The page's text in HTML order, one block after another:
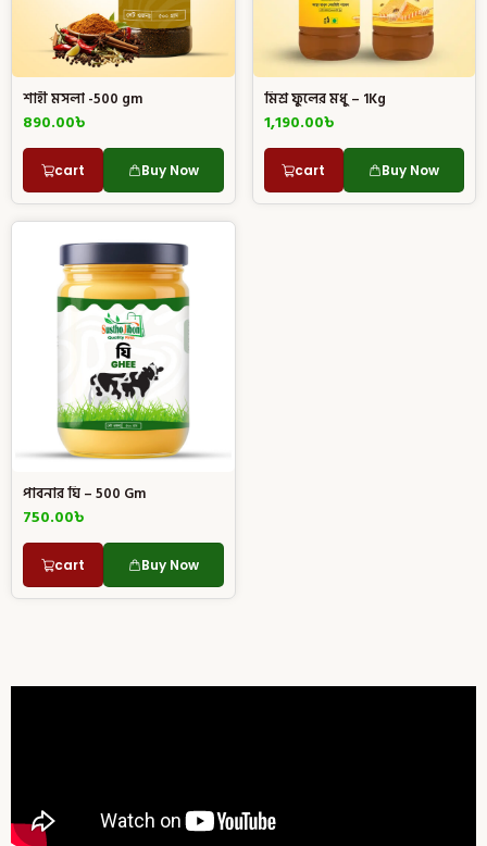
শাহী মসলা -500 gm
890.00৳
cart Buy Now
মিশ্র ফুলের মধু – 1Kg
1,190.00৳
cart Buy Now
পাবনার ঘি – 500 Gm
750.00৳
cart Buy Now